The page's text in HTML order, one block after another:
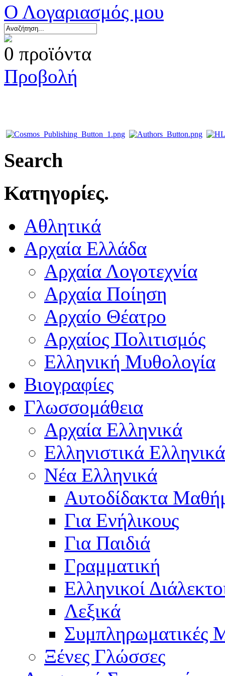
Ο Λογαριασμός μου
0 προϊόντα
Προβολή
Search
Κατηγορίες.
Αθλητικά
Αρχαία Ελλάδα
Αρχαία Λογοτεχνία
Αρχαία Ποίηση
Αρχαίο Θέατρο
Αρχαίος Πολιτισμός
Ελληνική Μυθολογία
Βιογραφίες
Γλωσσομάθεια
Αρχαία Ελληνικά
Ελληνιστικά Ελληνικά
Νέα Ελληνικά
Αυτοδίδακτα
Για Ενήλικους
Για Παιδιά
Γραμματική
Ελληνικοί
Λεξικά
Συμπληρωματικές
Ξένες Γλώσσες